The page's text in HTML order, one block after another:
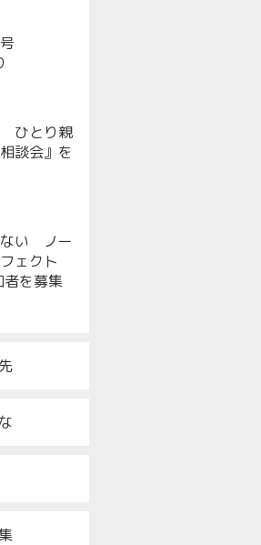
ひとり親
談会』を
ない ノー
ェクト
者を募集